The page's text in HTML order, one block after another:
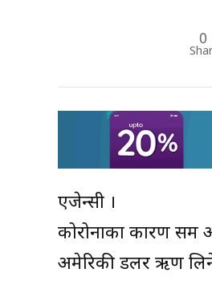
0
एजेन्सी ।
कोरोनाका कारण समग्र
अमेरिकी डलर ऋण